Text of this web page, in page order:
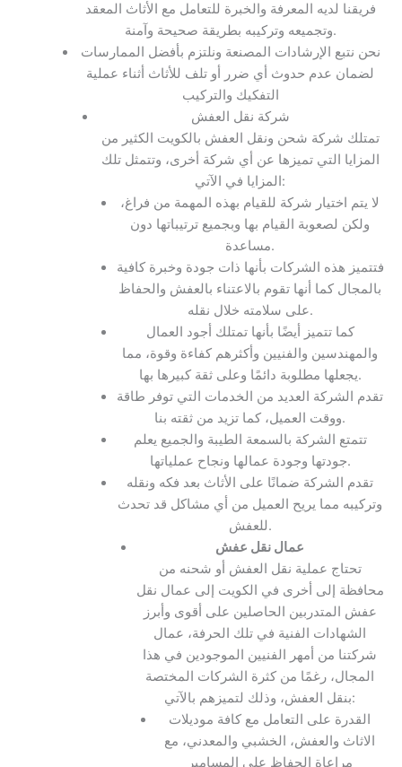
فريقنا لديه المعرفة والخبرة للتعامل مع الأثاث المعقد
وتجميعه وتركيبه بطريقة صحيحة وآمنة.
نحن نتبع الإرشادات المصنعة ونلتزم بأفضل الممارسات
لضمان عدم حدوث أي ضرر أو تلف للأثاث أثناء عملية
التفكيك والتركيب
شركة نقل العفش
تمتلك شركة شحن ونقل العفش بالكويت الكثير من
المزايا التي تميزها عن أي شركة أخرى، وتتمثل تلك
المزايا في الآتي:
لا يتم اختيار شركة للقيام بهذه المهمة من فراغ،
ولكن لصعوبة القيام بها وبجميع ترتيباتها دون
مساعدة.
فتتميز هذه الشركات بأنها ذات جودة وخبرة كافية
بالمجال كما أنها تقوم بالاعتناء بالعفش والحفاظ
على سلامته خلال نقله.
كما تتميز أيضًا بأنها تمتلك أجود العمال
والمهندسين والفنيين وأكثرهم كفاءة وقوة، مما
يجعلها مطلوبة دائمًا وعلى ثقة كبيرها بها.
تقدم الشركة العديد من الخدمات التي توفر طاقة
ووقت العميل، كما تزيد من ثقته بنا.
تتمتع الشركة بالسمعة الطيبة والجميع يعلم
جودتها وجودة عمالها ونجاح عملياتها.
تقدم الشركة ضمانًا على الأثاث بعد فكه ونقله
وتركيبه مما يريح العميل من أي مشاكل قد تحدث
للعفش.
عمال نقل عفش
تحتاج عملية نقل العفش أو شحنه من
محافظة إلى أخرى في الكويت إلى عمال نقل
عفش المتدربين الحاصلين على أقوى وأبرز
الشهادات الفنية في تلك الحرفة، عمال
شركتنا من أمهر الفنيين الموجودين في هذا
المجال، رغمًا من كثرة الشركات المختصة
بنقل العفش، وذلك لتميزهم بالآتي:
القدرة على التعامل مع كافة موديلات
الاثاث والعفش، الخشبي والمعدني، مع
مراعاة الحفاظ على المسامير